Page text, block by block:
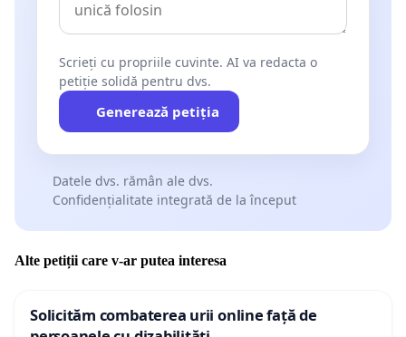
Scrieți cu propriile cuvinte. AI va redacta o
petiție solidă pentru dvs.
Generează petiția
Datele dvs. rămân ale dvs.
Confidențialitate integrată de la început
Alte petiții care v-ar putea interesa
Solicităm combaterea urii online față de